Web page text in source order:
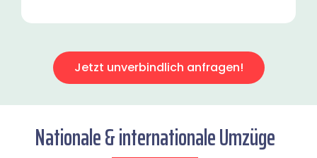
Jetzt unverbindlich anfragen!
Nationale & internationale Umzüge